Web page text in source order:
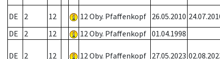
DE 2 12 12 Oby. Pfaffenkopf 26.05.2010
DE
2 12 12 Oby. Pfaffenkopf 01.04.1998
DE 2 12 12 Oby. Pfaffenkopf 27.05.2023